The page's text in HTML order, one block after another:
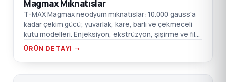
Magmax Mıknatıslar
T-MAX Magmax neodyum mıknatıslar: 10.000 gauss'a
kadar çekim gücü; yuvarlak, kare, barlı ve çekmeceli
kutu modelleri. Enjeksiyon, ekstrüzyon, şişirme ve film
için.
ÜRÜN DETAYI →